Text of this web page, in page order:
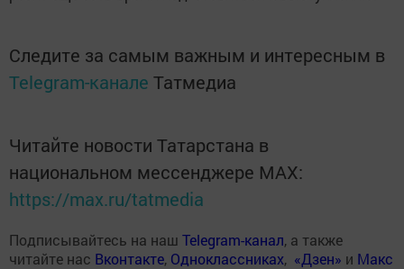
Следите за самым важным и интересным в
Telegram-канале Татмедиа
Читайте новости Татарстана в
национальном мессенджере MАХ:
https://max.ru/tatmedia
Подписывайтесь на наш Telegram-канал, а также
читайте нас Вконтакте, Одноклассниках, «Дзен» и Макс